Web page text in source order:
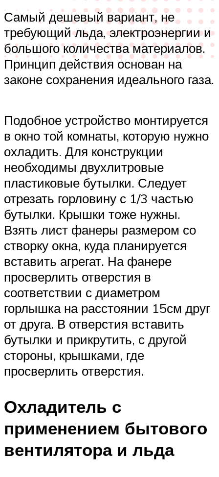
Самый дешевый вариант, не
требующий льда, электроэнергии и
большого количества материалов.
Принцип действия основан на
законе сохранения идеального газа.
Подобное устройство монтируется
в окно той комнаты, которую нужно
охладить. Для конструкции
необходимы двухлитровые
пластиковые бутылки. Следует
отрезать горловину с 1/3 частью
бутылки. Крышки тоже нужны.
Взять лист фанеры размером со
створку окна, куда планируется
вставить агрегат. На фанере
просверлить отверстия в
соответствии с диаметром
горлышка на расстоянии 15см друг
от друга. В отверстия вставить
бутылки и прикрутить, с другой
стороны, крышками, где
просверлить отверстия.
Охладитель с
применением бытового
вентилятора и льда